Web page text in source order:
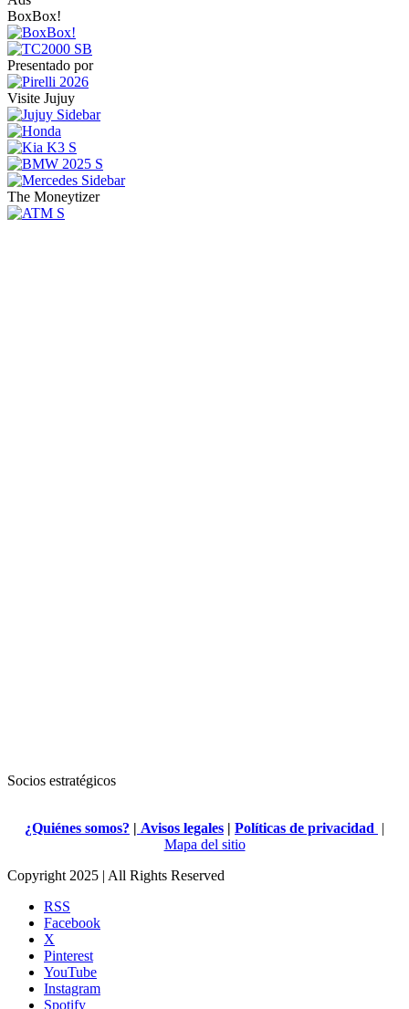
BoxBox!
Presentado por
Visite Jujuy
The Moneytizer
Socios estratégicos
¿Quiénes somos? | Avisos legales | Políticas de privacidad |
Mapa del sitio
Copyright 2025 | All Rights Reserved
RSS
Facebook
X
Pinterest
YouTube
Instagram
Spotify